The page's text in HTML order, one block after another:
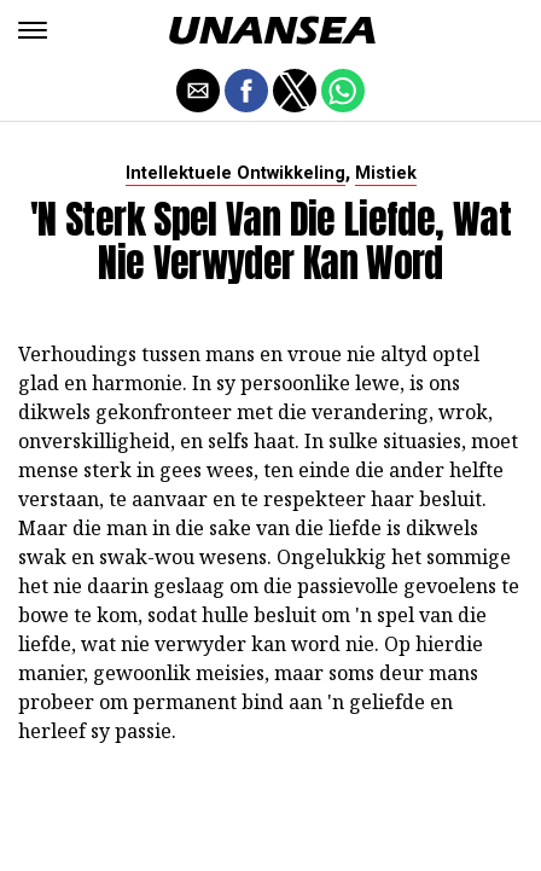
Intellektuele Ontwikkeling, Mistiek
'N Sterk Spel Van Die Liefde, Wat
Nie Verwyder Kan Word
Verhoudings tussen mans en vroue nie altyd optel
glad en harmonie. In sy persoonlike lewe, is ons
dikwels gekonfronteer met die verandering, wrok,
onverskilligheid, en selfs haat. In sulke situasies, moet
mense sterk in gees wees, ten einde die ander helfte
verstaan, te aanvaar en te respekteer haar besluit.
Maar die man in die sake van die liefde is dikwels
swak en swak-wou wesens. Ongelukkig het sommige
het nie daarin geslaag om die passievolle gevoelens te
bowe te kom, sodat hulle besluit om 'n spel van die
liefde, wat nie verwyder kan word nie. Op hierdie
manier, gewoonlik meisies, maar soms deur mans
probeer om permanent bind aan 'n geliefde en
herleef sy passie.